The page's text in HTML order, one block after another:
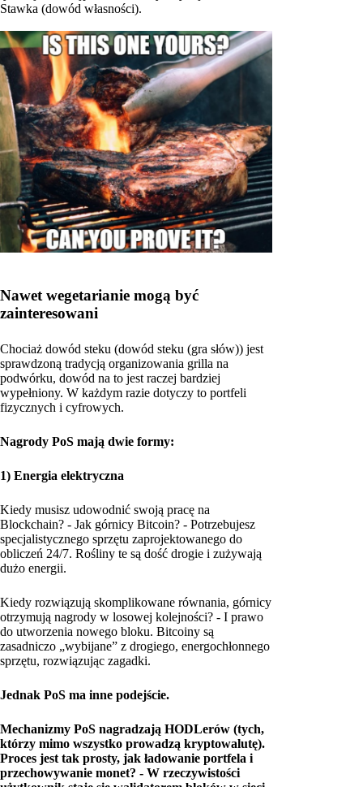
Stawka (dowód własności).
Nawet wegetarianie mogą być
zainteresowani
Chociaż dowód steku (dowód steku (gra słów)) jest
sprawdzoną tradycją organizowania grilla na
podwórku, dowód na to jest raczej bardziej
wypełniony. W każdym razie dotyczy to portfeli
fizycznych i cyfrowych.
Nagrody PoS mają dwie formy:
1) Energia elektryczna
Kiedy musisz udowodnić swoją pracę na
Blockchain? - Jak górnicy Bitcoin? - Potrzebujesz
specjalistycznego sprzętu zaprojektowanego do
obliczeń 24/7. Rośliny te są dość drogie i zużywają
dużo energii.
Kiedy rozwiązują skomplikowane równania, górnicy
otrzymują nagrody w losowej kolejności? - I prawo
do utworzenia nowego bloku. Bitcoiny są
zasadniczo „wybijane” z drogiego, energochłonnego
sprzętu, rozwiązując zagadki.
Jednak PoS ma inne podejście.
Mechanizmy PoS nagradzają HODLerów (tych,
którzy mimo wszystko prowadzą kryptowalutę).
Proces jest tak prosty, jak ładowanie portfela i
przechowywanie monet? - W rzeczywistości